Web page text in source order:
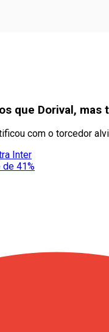
que Dorival,
com o torcedor
Inter
41%